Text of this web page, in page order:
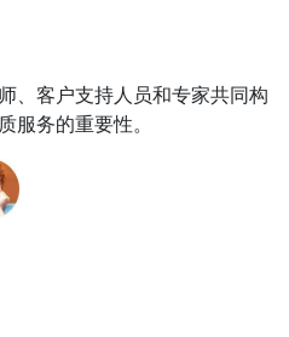
、客户支持人员和专家共同构
服务的重要性。